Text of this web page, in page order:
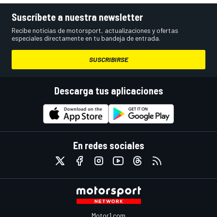
Suscríbete a nuestra newsletter
Recibe noticias de motorsport, actualizaciones y ofertas
especiales directamente en tu bandeja de entrada.
SUSCRIBIRSE
Descarga tus aplicaciones
En redes sociales
Motor1.com